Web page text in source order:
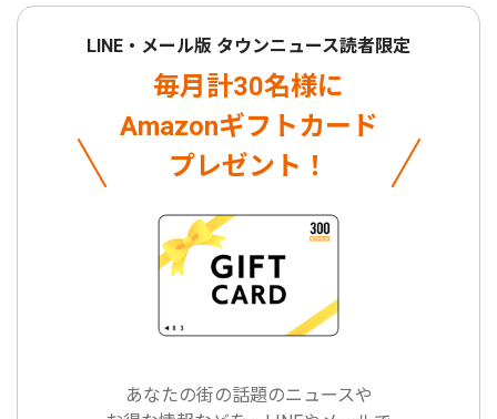
LINE・メール版 タウンニュース読者限定
毎月計30名様に
Amazonギフトカード
プレゼント！
あなたの街の話題のニュースや